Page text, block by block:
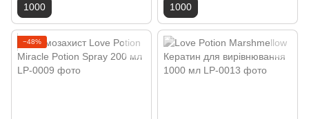
1000 1000
−48%